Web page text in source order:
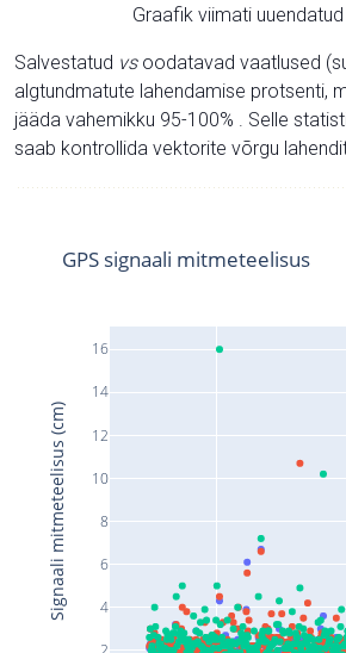
Graafik viimati
Salvestatud vsoodatavad vaatlused
algtundmatute lahendamise protsenti,
jääda vahemikku 95-100% . Selle
saab kontrollida vektorite võrgu
4
6
8
10
12
14
16
GPS signaali mitmeteelisus
Signaali mitmeteelisus (cm)